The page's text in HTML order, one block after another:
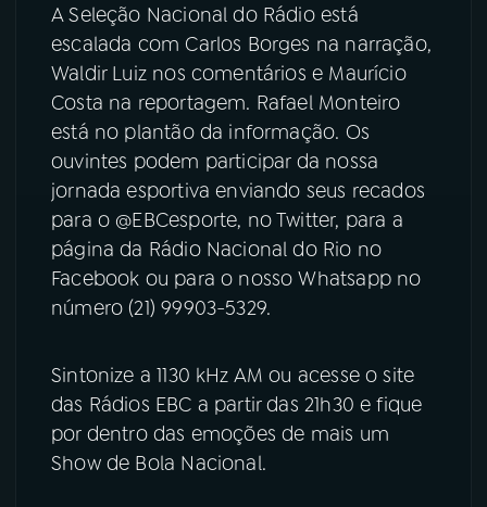
TikTok
A Seleção Nacional do Rádio está
escalada com Carlos Borges na narração,
Waldir Luiz nos comentários e Maurício
Costa na reportagem. Rafael Monteiro
está no plantão da informação. Os
ouvintes podem participar da nossa
jornada esportiva enviando seus recados
para o @EBCesporte, no Twitter, para a
página da Rádio Nacional do Rio no
Facebook ou para o nosso Whatsapp no
número (21) 99903-5329.
Sintonize a 1130 kHz AM ou acesse o site
das Rádios EBC a partir das 21h30 e fique
por dentro das emoções de mais um
Show de Bola Nacional.